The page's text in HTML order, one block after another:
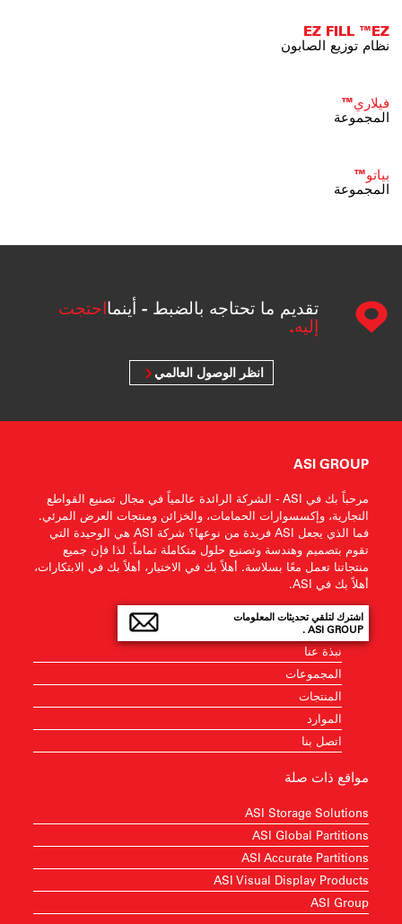
EZ FILL ™EZ
نظام توزيع الصابون
فيلاري™
المجموعة
بياتو™
المجموعة
تقديم ما تحتاجه بالضبط - أينمااحتجت
إليه.
انظر الوصول العالمي
ASI GROUP
مرحباً بك في ASI - الشركة الرائدة عالمياً في مجال تصنيع القواطع
التجارية، وإكسسوارات الحمامات، والخزائن ومنتجات العرض المرئي.
فما الذي يجعل ASI فريدة من نوعها؟ شركة ASI هي الوحيدة التي
تقوم بتصميم وهندسة وتصنيع حلول متكاملة تماماً. لذا فإن جميع
منتجاتنا تعمل معًا بسلاسة. أهلاً بك في الاختيار، أهلاً بك في الابتكارات،
أهلاً بك في ASI.
اشترك لتلقي تحديثات المعلومات
ASI GROUP .
نبذة عنا
المجموعات
المنتجات
الموارد
اتصل بنا
مواقع ذات صلة
ASI Storage Solutions
ASI Global Partitions
ASI Accurate Partitions
ASI Visual Display Products
ASI Group